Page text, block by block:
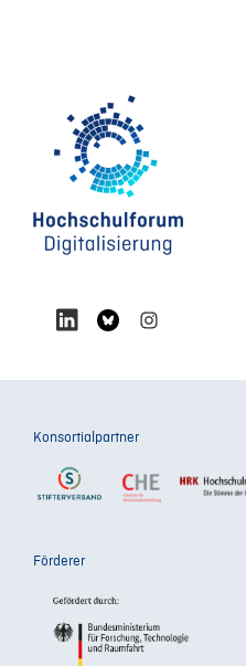
Konsortialpartner
Förderer